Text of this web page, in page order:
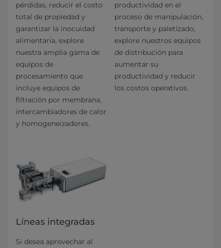
pérdidas, reducir el costo
total de propiedad y
garantizar la inocuidad
alimentaria, explore
nuestra amplia gama de
equipos de
procesamiento que
incluye equipos de
filtración por membrana,
intercambiadores de calor
y homogeneizadores.
productividad en el
proceso de manipulación,
transporte y paletizado,
explore nuestros equipos
de distribución para
aumentar su
productividad y reducir
los costos operativos.
Líneas integradas
Si desea aprovechar al